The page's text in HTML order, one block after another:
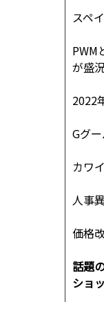
スペ
PWM
が盛況
2022
Gグ
カワ
人事
価格
話題
ショ